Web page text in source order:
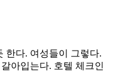
한다. 여성들이 그렇다.
아입는다. 호텔 체크인